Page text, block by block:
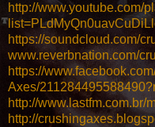
http://www.youtube.com/
https://soundcloud.com/
www.reverbnation.com/
https://
Axes/
http://www.lastfm.com.br/
http://